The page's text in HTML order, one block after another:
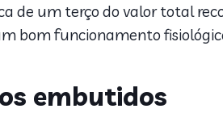
de um terço do valor total
bom funcionamento
embutidos